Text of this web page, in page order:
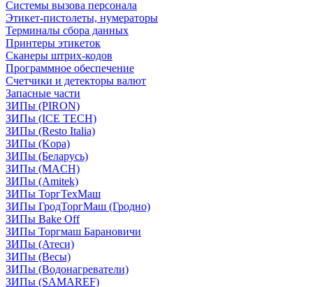
Системы вызова персонала
Этикет-пистолеты, нумераторы
Терминалы сбора данных
Принтеры этикеток
Сканеры штрих-кодов
Программное обеспечение
Счетчики и детекторы валют
Запасные части
ЗИПы (PIRON)
ЗИПы (ICE TECH)
ЗИПы (Resto Italia)
ЗИПы (Kopa)
ЗИПы (Беларусь)
ЗИПы (MACH)
ЗИПы (Amitek)
ЗИПы ТоргТехМаш
ЗИПы ГродТоргМаш (Гродно)
ЗИПы Bake Off
ЗИПы Торгмаш Барановичи
ЗИПы (Атеси)
ЗИПы (Весы)
ЗИПы (Водонагреватели)
ЗИПы (SAMAREF)